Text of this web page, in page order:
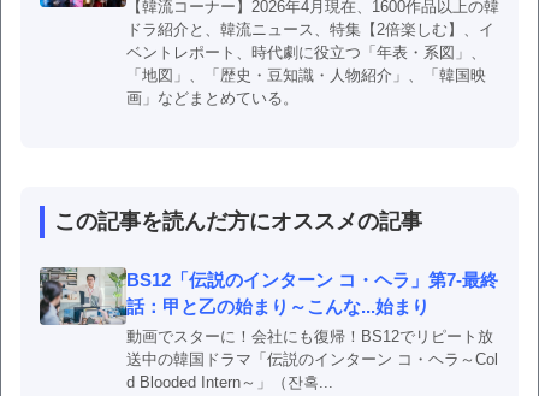
【韓流コーナー】2026年4月現在、1600作品以上の韓
ドラ紹介と、韓流ニュース、特集【2倍楽しむ】、イ
ベントレポート、時代劇に役立つ「年表・系図」、
「地図」、「歴史・豆知識・人物紹介」、「韓国映
画」などまとめている。
この記事を読んだ方にオススメの記事
BS12「伝説のインターン コ・ヘラ」第7-最終
話：甲と乙の始まり～こんな...始まり
動画でスターに！会社にも復帰！BS12でリピート放
送中の韓国ドラマ「伝説のインターン コ・ヘラ～Col
d Blooded Intern～」（잔혹...